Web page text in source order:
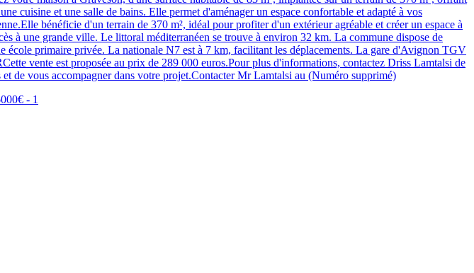
cuisine et une salle de bains. Elle permet d'aménager un espace confortable et adapté à vos
bénéficie d'un terrain de 370 m², idéal pour profiter d'un extérieur agréable et créer un espace à
une grande ville. Le littoral méditerranéen se trouve à environ 32 km. La commune dispose de
école primaire privée. La nationale N7 est à 7 km, facilitant les déplacements. La gare d'Avignon TGV
vente est proposée au prix de 289 000 euros.Pour plus d'informations, contactez Driss Lamtalsi de
de vous accompagner dans votre projet.Contacter Mr Lamtalsi au (Numéro supprimé)